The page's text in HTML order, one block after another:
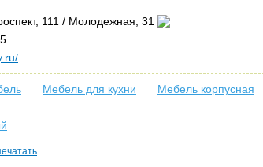
111 / Молодежная, 31
Мебель для кухни Мебель корпусная